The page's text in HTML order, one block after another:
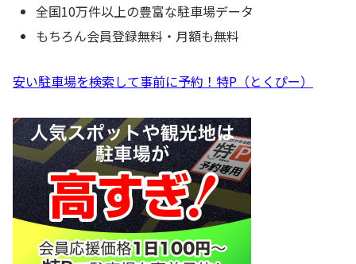
全国10万件以上の豊富な駐車場データ
もちろん会員登録無料・月額も無料
安い駐車場を検索して事前に予約！特P（とくぴー）